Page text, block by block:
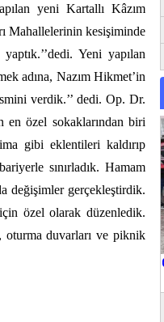
yeni Kartallı Kâzım
Mahallelerinin kesişiminde
Yeni yapılan
adına, Nazım Hikmet’in
verdik.’’ dedi. Op. Dr.
en özel sokaklarından biri
gibi eklentileri kaldırıp
sınırladık. Hamam
değişimler gerçekleştirdik.
özel olarak düzenledik.
oturma duvarları ve piknik